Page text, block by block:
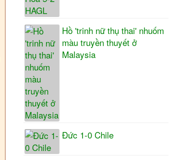
Hồ 'trinh nữ thụ thai' nhuốm
màu truyền thuyết ở
Malaysia
Đức 1-0 Chile